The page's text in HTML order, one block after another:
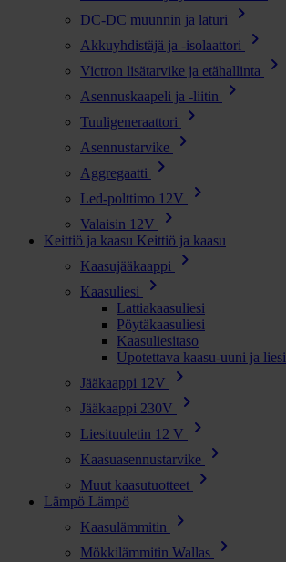
DC-DC muunnin ja laturi chevron_right
Akkuyhdistäjä ja -isolaattori chevron_right
Victron lisätarvike ja etähallinta chevron_right
Asennuskaapeli ja -liitin chevron_right
Tuuligeneraattori chevron_right
Asennustarvike chevron_right
Aggregaatti chevron_right
Led-polttimo 12V chevron_right
Valaisin 12V chevron_right
Keittiö ja kaasu Keittiö ja kaasu
Kaasujääkaappi
chevron_right
Kaasuliesi chevron_right
Lattiakaasuliesi
Pöytäkaasuliesi
Kaasuliesitaso
Upotettava kaasu-uuni ja liesi
Jääkaappi 12V
chevron_right
Jääkaappi 230V chevron_right
Liesituuletin 12 V chevron_right
Kaasuasennustarvike chevron_right
Muut kaasutuotteet chevron_right
Lämpö Lämpö
Kaasulämmitin
chevron_right
Mökkilämmitin Wallas chevron_right